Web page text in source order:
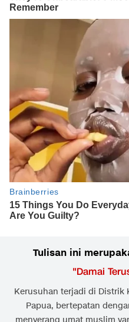
Tulisan ini
"Damai
Kerusuhan terjadi di Distrik
Papua, bertepatan